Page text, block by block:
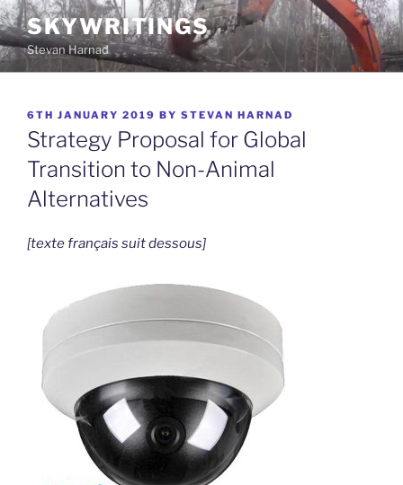
Skip
to
content
SKYWRITINGS
Stevan Harnad
POSTED
ON
6TH JANUARY 2019 BY STEVAN HARNAD
Strategy Proposal for Global
Transition to Non-Animal
Alternatives
[texte français suit dessous]